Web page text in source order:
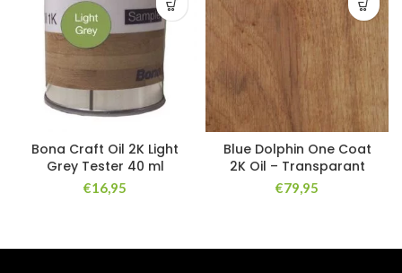
Bona Craft Oil 2K Light
Grey Tester 40 ml
€16,95
Blue Dolphin One Coat
2K Oil – Transparant
€79,95